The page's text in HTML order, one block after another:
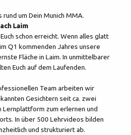
um Dein Munich MMA.
Laim
schon erreicht. Wenn alles glatt
Q1 kommenden Jahres unsere
Fläche in Laim. In unmittelbarer
Euch auf dem Laufenden.
Team arbeiten wir
Gesichtern seit ca. zwei
Lernplattform zum erlernen und
In über 500 Lehrvideos bilden
und strukturiert ab.